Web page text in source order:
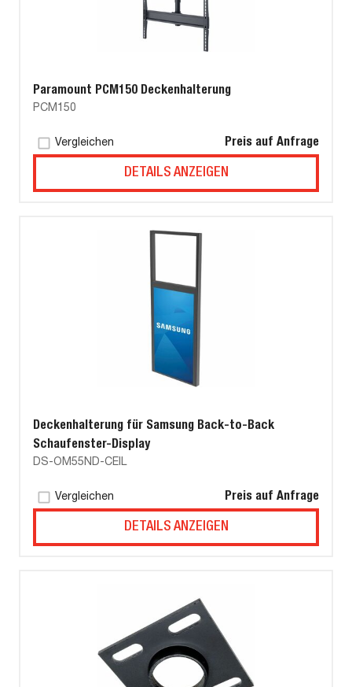
Paramount PCM150 Deckenhalterung
PCM150
Vergleichen Preis auf Anfrage
DETAILS ANZEIGEN
Deckenhalterung für Samsung Back-to-Back
Schaufenster-Display
DS-OM55ND-CEIL
Vergleichen Preis auf Anfrage
DETAILS ANZEIGEN